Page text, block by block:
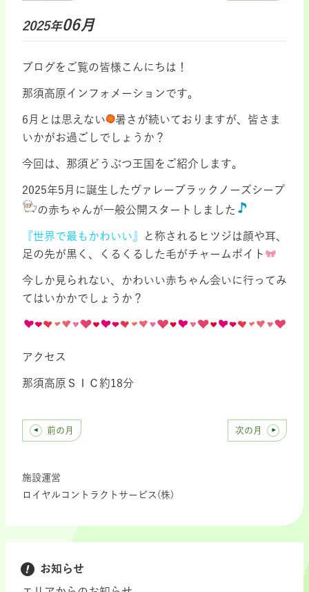
2025年06月
ブログをご覧の皆様こんにちは！
那須高原インフォメーションです。
6月とは思えない
暑さが続いておりますが、皆さま
いかがお過ごしでしょうか？
今回は、那須どうぶつ王国をご紹介します。
2025年5月に誕生したヴァレーブラックノーズシープ
の赤ちゃんが一般公開スタートしました
『世界で最も かわいい』
と称されるヒツジは顔や耳、
足の先が黒く、くるくるした毛がチャームポイト
今しか見られない、かわいい赤ちゃん会いに行ってみ
てはいかかでしょうか？
アクセス
那須高原ＳＩＣ約18分
前の月 次の月
施設運営
ロイヤルコントラクトサービス(株)
お知らせ